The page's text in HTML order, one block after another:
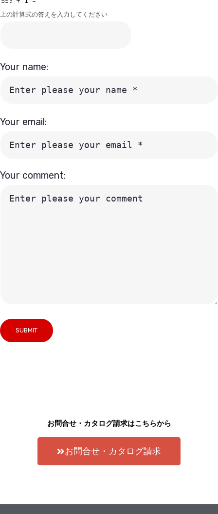
Your comment:
上の計算式の答えを入力してください
Your name:
Your email:
お問合せ・カタログ請求はこちらから
お問合せ・カタログ請求